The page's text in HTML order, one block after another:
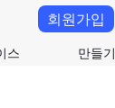
스 만들기
회원가입